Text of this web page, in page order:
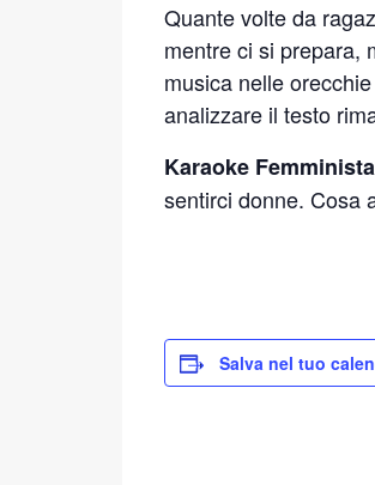
Quante volte da
mentre ci si prepara,
musica nelle
analizzare il testo
Karaoke Femminista
sentirci donne. Cosa
Salva nel tuo